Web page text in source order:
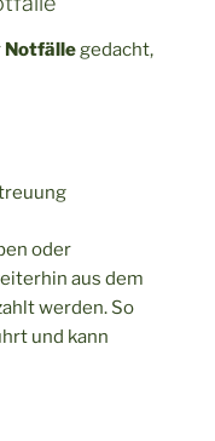
Notfällegedacht,
oder
aus dem
werden. So
und kann